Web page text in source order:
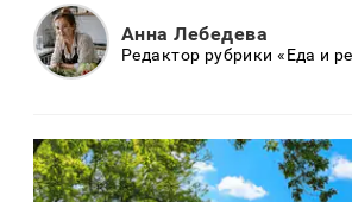
Анна Лебедева
Редактор рубрики «Еда и